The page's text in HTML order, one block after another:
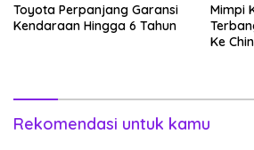
Toyota Perpanjang Garansi
Kendaraan Hingga 6 Tahun
Mimpi
Ke
Rekomendasi untuk kamu